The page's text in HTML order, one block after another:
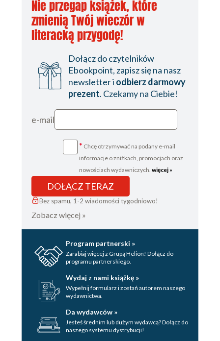
28
29
31
32
38
39
42
44
46
Nie przegap książek, które
zmienią Twój wieczór w
literacką przygodę!
Dołącz do czytelników
Ebookpoint, zapisz się na nasz
newsletter i odbierz darmowy
prezent. Czekamy na Ciebie!
e-mail
* Chcę otrzymywać na podany e-mail
informacje o zniżkach, promocjach oraz
nowościach wydawniczych. więcej »
DOŁĄCZ TERAZ
Bez spamu, 1-2 wiadomości tygodniowo!
Zobacz więcej »
Program partnerski »
Zarabiaj więcej z Grupą Helion! Dołącz do
programu partnerskiego.
Wydaj z nami książkę »
Wypełnij formularz i zostań autorem naszego
wydawnictwa.
Da wydawców »
Jesteś średnim lub dużym wydawcą? Dołącz do
naszego systemu dystrybucji!